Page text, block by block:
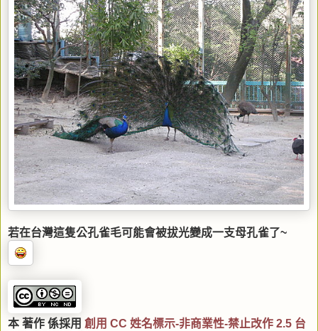
若在台灣這隻公孔雀毛可能會被拔光變成一支母孔雀了~
本 著作 係採用 創用 CC 姓名標示-非商業性-禁止改作 2.5 台